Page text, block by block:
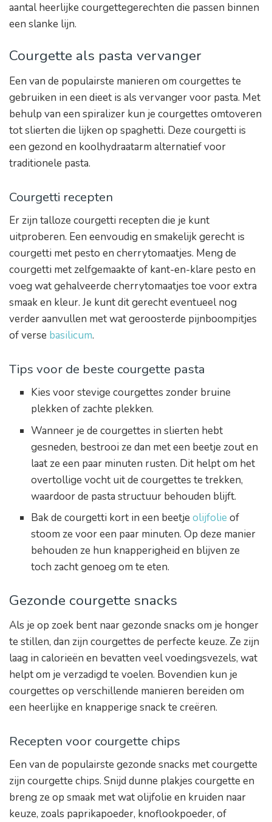
aantal heerlijke courgettegerechten die passen binnen
een slanke lijn.
Courgette als pasta vervanger
Een van de populairste manieren om courgettes te
gebruiken in een dieet is als vervanger voor pasta. Met
behulp van een spiralizer kun je courgettes omtoveren
tot slierten die lijken op spaghetti. Deze courgetti is
een gezond en koolhydraatarm alternatief voor
traditionele pasta.
Courgetti recepten
Er zijn talloze courgetti recepten die je kunt
uitproberen. Een eenvoudig en smakelijk gerecht is
courgetti met pesto en cherrytomaatjes. Meng de
courgetti met zelfgemaakte of kant-en-klare pesto en
voeg wat gehalveerde cherrytomaatjes toe voor extra
smaak en kleur. Je kunt dit gerecht eventueel nog
verder aanvullen met wat geroosterde pijnboompitjes
of verse basilicum.
Tips voor de beste courgette pasta
Kies voor stevige courgettes zonder bruine
plekken of zachte plekken.
Wanneer je de courgettes in slierten hebt
gesneden, bestrooi ze dan met een beetje zout en
laat ze een paar minuten rusten. Dit helpt om het
overtollige vocht uit de courgettes te trekken,
waardoor de pasta structuur behouden blijft.
Bak de courgetti kort in een beetjeolijfolie of
stoom ze voor een paar minuten. Op deze manier
behouden ze hun knapperigheid en blijven ze
toch zacht genoeg om te eten.
Gezonde courgette snacks
Als je op zoek bent naar gezonde snacks om je honger
te stillen, dan zijn courgettes de perfecte keuze. Ze zijn
laag in calorieën en bevatten veel voedingsvezels, wat
helpt om je verzadigd te voelen. Bovendien kun je
courgettes op verschillende manieren bereiden om
een heerlijke en knapperige snack te creëren.
Recepten voor courgette chips
Een van de populairste gezonde snacks met courgette
zijn courgette chips. Snijd dunne plakjes courgette en
breng ze op smaak met wat olijfolie en kruiden naar
keuze, zoals paprikapoeder, knoflookpoeder, of